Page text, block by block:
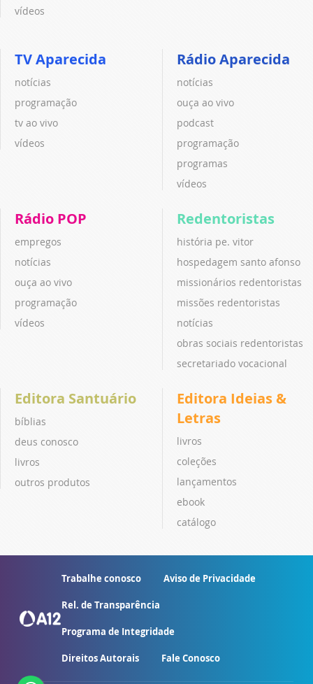
vídeos
TV Aparecida
notícias
programação
tv ao vivo
vídeos
Rádio Aparecida
notícias
ouça ao vivo
podcast
programação
programas
vídeos
Rádio POP
empregos
notícias
ouça ao vivo
programação
vídeos
Redentoristas
história pe. vitor
hospedagem santo afonso
missionários redentoristas
missões redentoristas
notícias
obras sociais redentoristas
secretariado vocacional
Editora Santuário
bíblias
deus conosco
livros
outros produtos
Editora Ideias &
Letras
livros
coleções
lançamentos
ebook
catálogo
Trabalhe conosco Aviso de Privacidade
Rel. de Transparência
Programa de Integridade
Direitos Autorais Fale Conosco